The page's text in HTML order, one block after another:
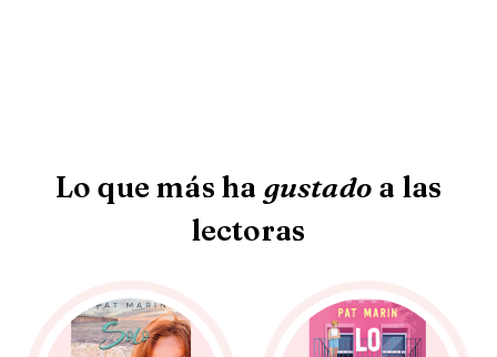
Lo que más ha gustado a las
lectoras